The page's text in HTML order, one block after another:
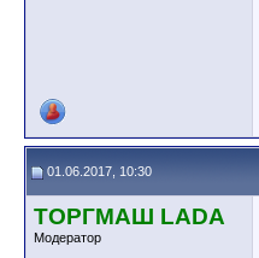
01.06.2017, 10:30
ТОРГМАШ LADA
Модератор